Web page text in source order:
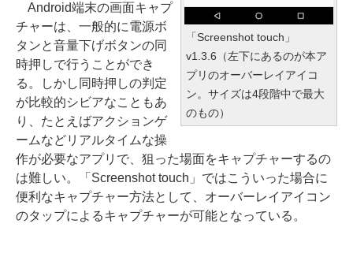
「Screenshot touch」
v1.3.6（左下にあるのが本ア
プリのオーバーレイアイコ
ン。サイズは4段階中で最大
のもの）
Android端末の画面キャプ
チャーは、一般的に電源ボ
タンと音量下げボタンの同
時押しで行うことができ
る。しかし同時押しの判定
が比較的シビアなこともあ
り、たとえばアクションゲ
ームなどリアルタイムな操
作が必要なアプリで、狙った場面をキャプチャーするの
は難しい。「Screenshot touch」ではこういった場合に
便利なキャプチャー方法として、オーバーレイアイコン
のタップによるキャプチャーが可能となっている。